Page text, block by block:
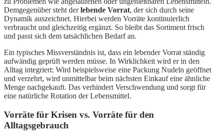
Demgegenüber steht derlebende Vorrat, der sich durch seine
Dynamik auszeichnet. Hierbei werden Vorräte kontinuierlich
verbraucht und gleichzeitig ergänzt. So bleibt das Sortiment frisch
und passt sich dem tatsächlichen Bedarf an.
Ein typisches Missverständnis ist, dass ein lebender Vorrat ständig
aufwändig geprüft werden müsse. In Wirklichkeit wird er in den
Alltag integriert: Wird beispielsweise eine Packung Nudeln geöffnet
und verzehrt, wird unmittelbar beim nächsten Einkauf eine ähnliche
Menge nachgekauft. Das verhindert Verschwendung und sorgt für
eine natürliche Rotation der Lebensmittel.
Vorräte für Krisen vs. Vorräte für den
Alltagsgebrauch